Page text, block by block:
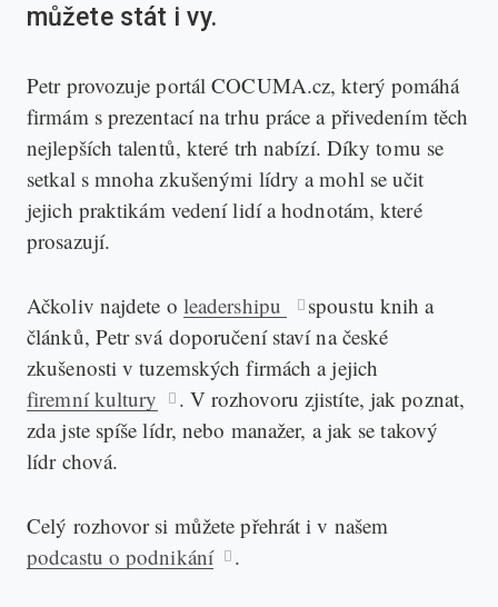
můžete stát i vy.
Petr provozuje portál COCUMA.cz, který pomáhá
firmám s prezentací na trhu práce a přivedením těch
nejlepších talentů, které trh nabízí. Díky tomu se
setkal s mnoha zkušenými lídry a mohl se učit
jejich praktikám vedení lidí a hodnotám, které
prosazují.
Ačkoliv najdete o leadershipu
spoustu knih a
článků, Petr svá doporučení staví na české
zkušenosti v tuzemských firmách a jejich
firemní kultury
. V rozhovoru zjistíte, jak poznat,
zda jste spíše lídr, nebo manažer, a jak se takový
lídr chová.
Celý rozhovor si můžete přehrát i v našem
podcastu o podnikání
.